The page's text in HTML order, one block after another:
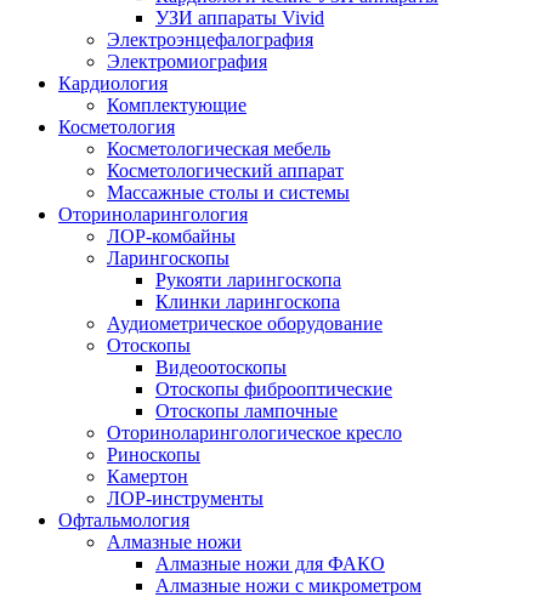
УЗИ аппараты Vivid
Электроэнцефалография
Электромиография
Кардиология
Комплектующие
Косметология
Косметологическая мебель
Косметологический аппарат
Массажные столы и системы
Оториноларингология
ЛОР-комбайны
Ларингоскопы
Рукояти ларингоскопа
Клинки ларингоскопа
Аудиометрическое оборудование
Отоскопы
Видеоотоскопы
Отоскопы фиброоптические
Отоскопы лампочные
Оториноларингологическое кресло
Риноскопы
Камертон
ЛОР-инструменты
Офтальмология
Алмазные ножи
Алмазные ножи для ФАКО
Алмазные ножи с микрометром